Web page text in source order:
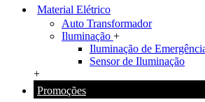
Material Elétrico
Auto Transformador
Iluminação +
Iluminação de
Sensor de Iluminação
+
Promoções